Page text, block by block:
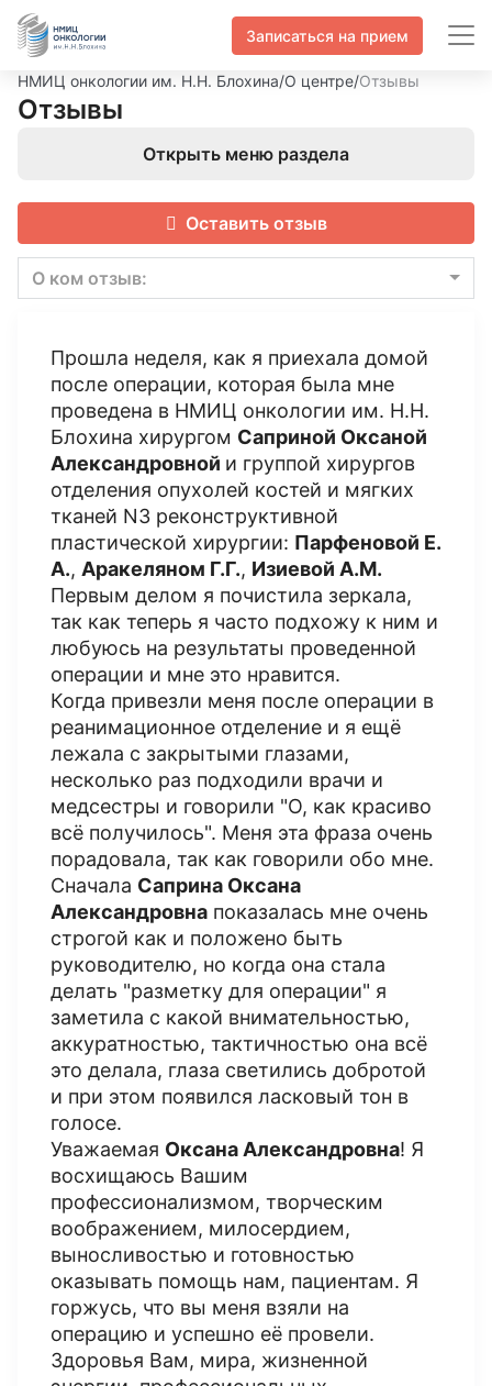
Записаться на прием
НМИЦ онкологии им. Н.Н. Блохина/О центре/Отзывы
Отзывы
Открыть меню раздела
Оставить отзыв
О ком отзыв:
Прошла неделя, как я приехала домой
после операции, которая была мне
проведена в НМИЦ онкологии им. Н.Н.
Блохина хирургом Саприной Оксаной
Александровной и группой хирургов
отделения опухолей костей и мягких
тканей N3 реконструктивной
пластической хирургии: Парфеновой Е.
А., Аракеляном Г.Г., Изиевой А.М.
Первым делом я почистила зеркала,
так как теперь я часто подхожу к ним и
любуюсь на результаты проведенной
операции и мне это нравится.
Когда привезли меня после операции в
реанимационное отделение и я ещё
лежала с закрытыми глазами,
несколько раз подходили врачи и
медсестры и говорили "О, как красиво
всё получилось". Меня эта фраза очень
порадовала, так как говорили обо мне.
Сначала Саприна Оксана
Александровна показалась мне очень
строгой как и положено быть
руководителю, но когда она стала
делать "разметку для операции" я
заметила с какой внимательностью,
аккуратностью, тактичностью она всё
это делала, глаза светились добротой
и при этом появился ласковый тон в
голосе.
Уважаемая Оксана Александровна! Я
восхищаюсь Вашим
профессионализмом, творческим
воображением, милосердием,
выносливостью и готовностью
оказывать помощь нам, пациентам. Я
горжусь, что вы меня взяли на
операцию и успешно её провели.
Здоровья Вам, мира, жизненной